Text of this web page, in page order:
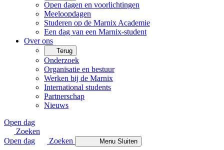
Open dagen en voorlichtingen
Meeloopdagen
Studeren op de Marnix Academie
Een dag van een Marnix-student
Over ons
Terug
Onderzoek
Organisatie en bestuur
Werken bij de Marnix
International students
Partnerschap
Nieuws
Open dag
Zoeken
Open dag
Zoeken Menu Sluiten